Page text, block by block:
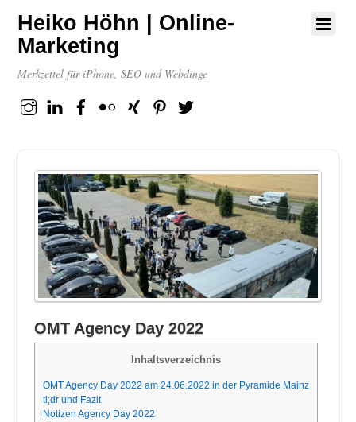
Heiko Höhn | Online-
Marketing
Merkzettel für iPhone, SEO und Webdinge
InstagramLinkedinFacebook
flickr XING Pinterest
OMT Agency Day 2022
Inhaltsverzeichnis
OMT Agency Day 2022 am 24.06.2022 in der Pyramide Mainz
tl;dr und Fazit
Notizen Agency Day 2022